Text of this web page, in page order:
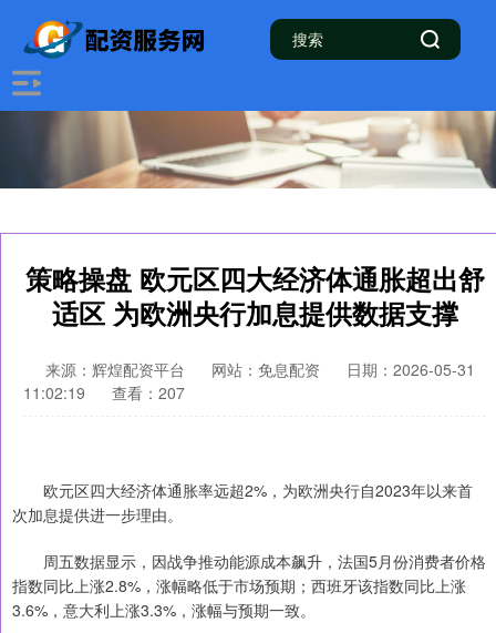
策略操盘 欧元区四大经济体通胀超出舒
适区 为欧洲央行加息提供数据支撑
来源：辉煌配资平台 网站：免息配资
日期：2026-05-31
11:02:19
查看：207
欧元区四大经济体通胀率远超2%，为欧洲央行自2023年以来首
次加息提供进一步理由。
周五数据显示，因战争推动能源成本飙升，法国5月份消费者价格
指数同比上涨2.8%，涨幅略低于市场预期；西班牙该指数同比上涨
3.6%，意大利上涨3.3%，涨幅与预期一致。